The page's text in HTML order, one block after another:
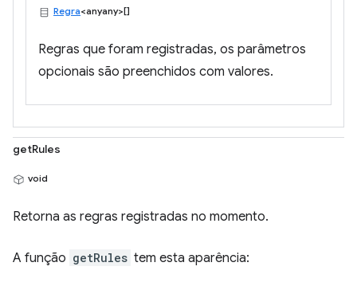
Regra<anyany>[]
Regras que foram registradas, os parâmetros
opcionais são preenchidos com valores.
getRules
void
Retorna as regras registradas no momento.
A função getRules tem esta aparência: